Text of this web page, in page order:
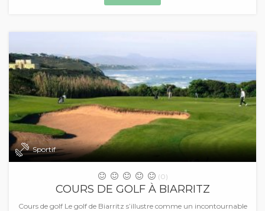
Sportif
(0)
COURS DE GOLF À BIARRITZ
Cours de golf Le golf de Biarritz s’illustre comme un incontournable